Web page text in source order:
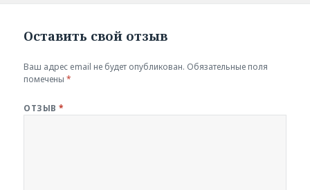
Оставить свой отзыв
Ваш адрес email не будет опубликован. Обязательные поля
помечены*
ОТЗЫВ*